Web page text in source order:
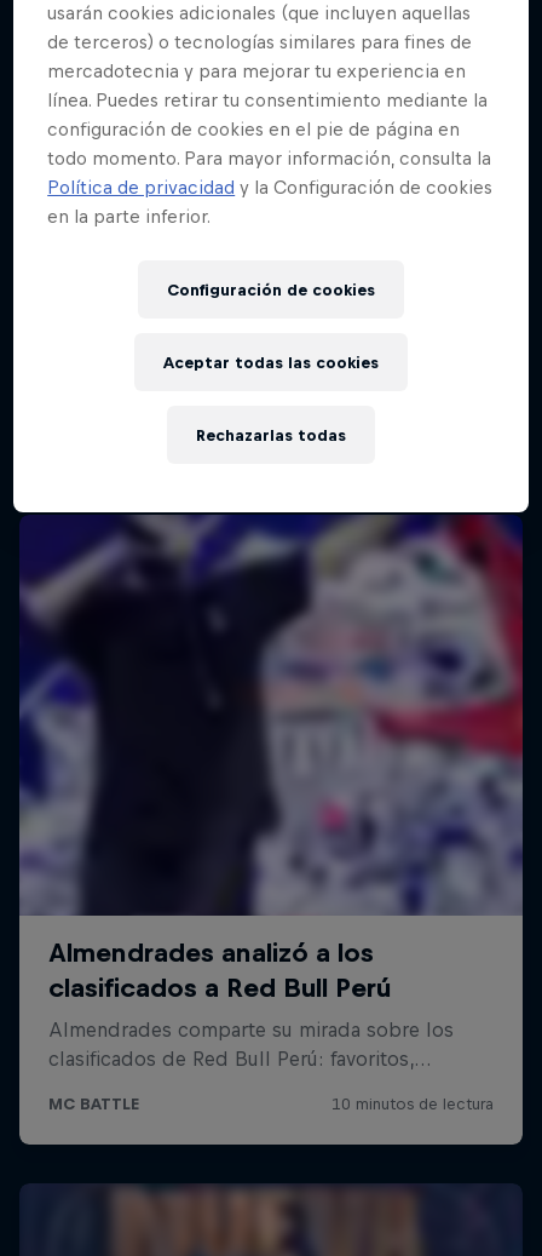
Red Bull Batalla Final Torneo de Plazas
usarán cookies adicionales (que incluyen aquellas
de terceros) o tecnologías similares para fines de
mercadotecnia y para mejorar tu experiencia en
línea. Puedes retirar tu consentimiento mediante la
configuración de cookies en el pie de página en
todo momento. Para mayor información, consulta la
Política de privacidad y la Configuración de cookies
en la parte inferior.
Configuración de cookies
Rechazarlas todas
Aceptar todas las cookies